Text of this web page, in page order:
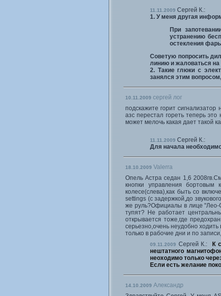
11.11.2009 Сергей К.:
1. У меня другая
При
устранению
остекления
Советую попросить
линию и жаловаться на
2. Такие глюки с
занялся этим
10.11.2009 сергей лог
подскажите горит
азс перестал гореть теперь
может мелочь какая дает такой
11.11.2009 Сергей К.:
Для начала
18.10.2009 Valerra
Опель Астра седан 1,6
кнопки управления
колесе(слева),как быть со
settings (с задержкой,до
же руль?Официалы в лице "Лео-
тупят? Не работает
открывается тоже,где
серьезно,очень неудобно
только в рабочие дни и по
09.11.2009 Сергей К.:
К
нештатного
неоходимо только
Если есть желание
14.10.2009 Александр